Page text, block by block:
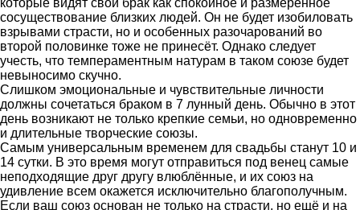
которые видят свой брак как спокойное и размеренное
сосуществование близких людей. Он не будет изобиловать
взрывами страсти, но и особенных разочарований во
второй половинке тоже не принесёт. Однако следует
учесть, что темпераментным натурам в таком союзе будет
невыносимо скучно.
Слишком эмоциональные и чувствительные личности
должны сочетаться браком в 7 лунный день. Обычно в этот
день возникают не только крепкие семьи, но одновременно
и длительные творческие союзы.
Самым универсальным временем для свадьбы станут 10 и
14 сутки. В это время могут отправиться под венец самые
неподходящие друг другу влюблённые, и их союз на
удивление всем окажется исключительно благополучным.
Если ваш союз основан не только на страсти, но ещё и на